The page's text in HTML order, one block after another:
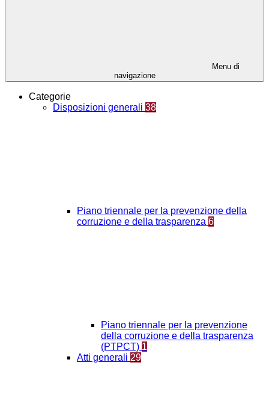
Menu di
navigazione
Categorie
Disposizioni generali 38
Piano triennale per la prevenzione della
corruzione e della trasparenza 6
Piano triennale per la prevenzione
della corruzione e della trasparenza
(PTPCT) 1
Atti generali 29